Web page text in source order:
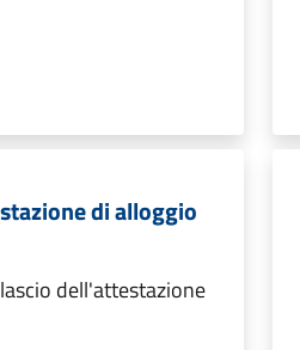
di alloggio
dell'attestazione